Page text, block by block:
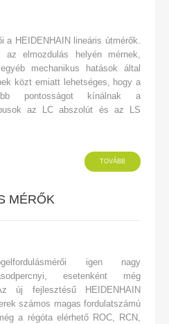
a HEIDENHAIN lineáris útmérők.
az elmozdulás helyén mérnek,
mechanikus hatások által
közt emiatt lehetséges, hogy a
pontosságot kínálnak a
az LC abszolút és az LS
TOVÁBB
MÉRŐK
igen nagy
esetenként még
új fejlesztésű HEIDENHAIN
számos magas fordulatszámú
a régóta elérhető ROC, RCN,